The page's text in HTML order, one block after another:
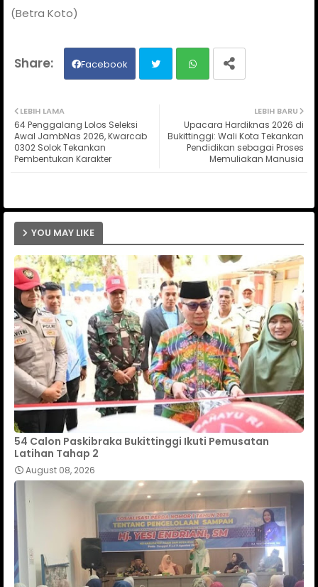
(Betra Koto)
Facebook
ats
LEBIH BARU
Upacara Hardiknas 2026 di
Bukittinggi: Wali Kota Tekankan
Pendidikan sebagai Proses
Memuliakan Manusia
LEBIH LAMA
64 Penggalang Lolos Seleksi
Awal JambNas 2026, Kwarcab
0302 Solok Tekankan
Pembentukan Karakter
YOU MAY LIKE
54 Calon Paskibraka Bukittinggi Ikuti Pemusatan
Latihan Tahap 2
August 08, 2026